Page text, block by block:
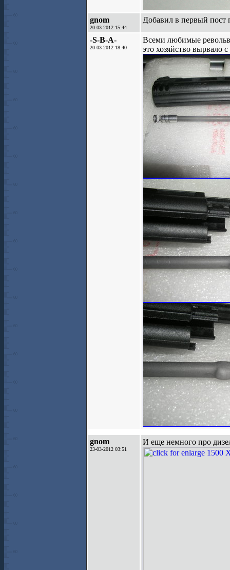
gnom
20-03-2012 15:44
Добавил в первый пост
-S-B-A-
20-03-2012 18:40
Всеми любимые
это хозяйство вырвало
gnom
23-03-2012 03:51
И еще немного про